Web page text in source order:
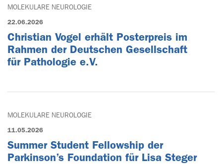
MOLEKULARE NEUROLOGIE
22.06.2026
Christian Vogel erhält Posterpreis im
Rahmen der Deutschen Gesellschaft
für Pathologie e.V.
MOLEKULARE NEUROLOGIE
11.05.2026
Summer Student Fellowship der
Parkinson’s Foundation für Lisa Steger